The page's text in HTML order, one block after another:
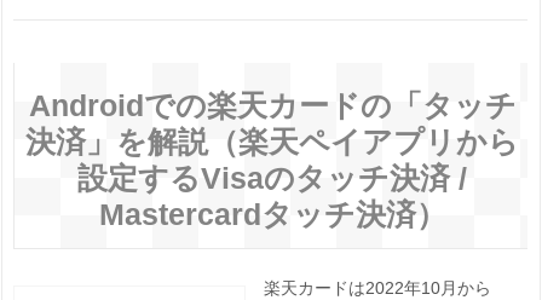
Androidでの楽天カードの「タッチ
決済」を解説（楽天ペイアプリから
設定するVisaのタッチ決済 /
Mastercardタッチ決済）
楽天カードは2022年10月から